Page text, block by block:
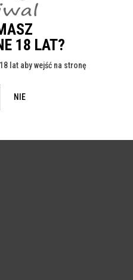
18 LAT?
lat aby wejść na stronę
NIE